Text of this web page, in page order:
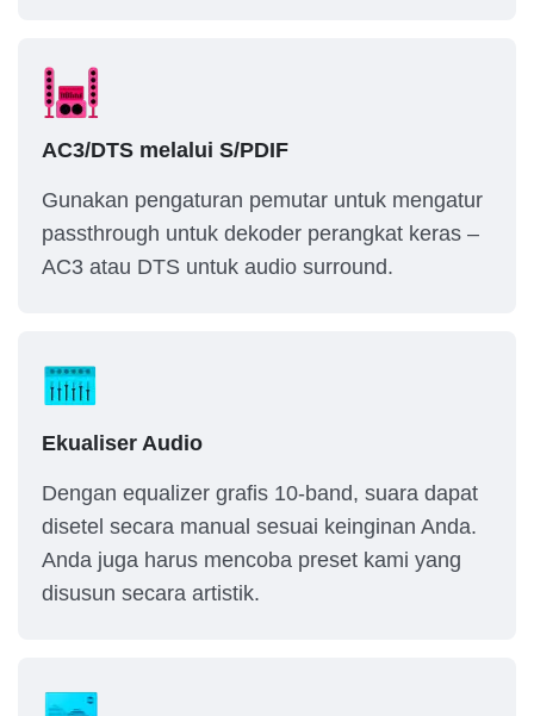
AC3/DTS melalui S/PDIF
Gunakan pengaturan pemutar untuk mengatur
passthrough untuk dekoder perangkat keras –
AC3 atau DTS untuk audio surround.
Ekualiser Audio
Dengan equalizer grafis 10-band, suara dapat
disetel secara manual sesuai keinginan Anda.
Anda juga harus mencoba preset kami yang
disusun secara artistik.